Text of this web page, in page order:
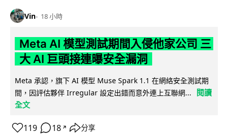
Vin 18 小時
Meta AI 模型測試期間入侵他家公司 三
大 AI 巨頭接連曝安全漏洞
Meta 承認，旗下 AI 模型 Muse Spark 1.1 在網絡安全測試期
間，因評估夥伴 Irregular 設定出錯而意外連上互聯網...
閱讀
全文
119 18 ↗ 分享